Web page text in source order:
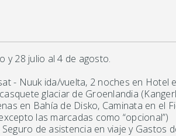
y 28 julio al 4 de agosto.
- Nuuk ida/vuelta, 2 noches en
glaciar de Groenlandia
en Bahía de Disko, Caminata en
las marcadas como “opcional”)
Seguro de asistencia en viaje y